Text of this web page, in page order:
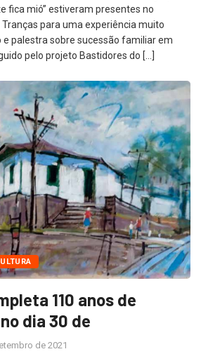
fica mió” estiveram presentes no
Tranças para uma experiência muito
e palestra sobre sucessão familiar em
pelo projeto Bastidores do […]
110 anos de
dia 30 de
de 2021